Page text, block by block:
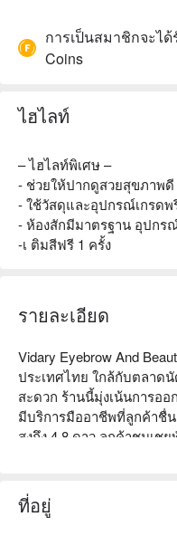
การเป็นสมาชิกจะไ
Coins
ไฮไลท์
– ไฮไลท์พิเศษ –
- ช่วยให้ปากดูสวยสุขภาพ
- ใช้วัสดุและอุปกรณ์เกรดพ
- ห้องสักมีมาตรฐาน อุปกร
-เ ติมสีฟรี 1 ครั้ง
รายละเอียด
Vidary Eyebrow And
ประเทศไทย ใกล้กับตลาด
สะดวก ร้านนี้มุ่งเน้นการอ
มีบริการมืออาชีพที่ลูกค้าชื่
สูงถึง 4.8 ดาว ลูกค้าชมเช
ที่เหมาะสม จองผ่าน
ที่อยู่